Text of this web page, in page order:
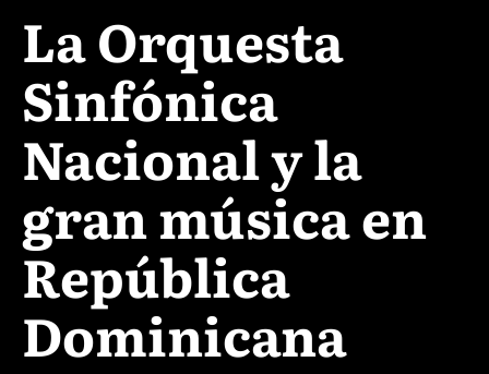
La Orquesta
Sinfónica
Nacional y la
gran música en
República
Dominicana